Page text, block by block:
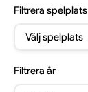
Filtrera spelplats
Välj spelplats
Filtrera år